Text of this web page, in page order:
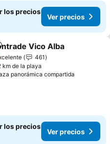
los precios
Ver precios
a favoritos
Vico Alba
461
km de la playa
panorámica compartida
los precios
Ver precios